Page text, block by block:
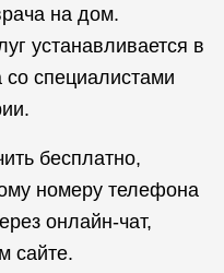
на дом.
устанавливается в
со специалистами
бесплатно,
номеру телефона
онлайн-чат,
сайте.